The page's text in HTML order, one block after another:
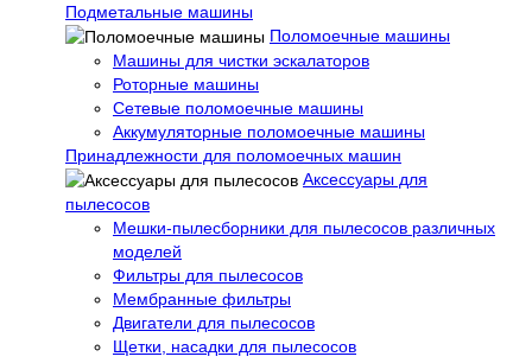
Подметальные машины
Поломоечные машины
Машины для чистки эскалаторов
Роторные машины
Сетевые поломоечные машины
Аккумуляторные поломоечные машины
Принадлежности для поломоечных машин
Аксессуары для
пылесосов
Мешки-пылесборники для пылесосов различных
моделей
Фильтры для пылесосов
Мембранные фильтры
Двигатели для пылесосов
Щетки, насадки для пылесосов